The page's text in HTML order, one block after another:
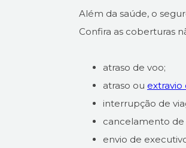
Além da saúde, o
Confira as coberturas
atraso de voo;
atraso ou
interrupção de
cancelamento de
envio de